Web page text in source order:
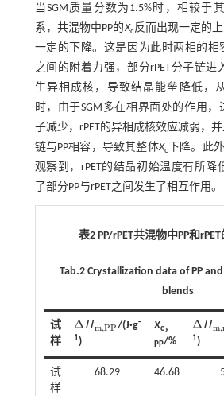
当SGM质量分数为1.5%时，相较于
系，共混物中PP的Xc反而出现一定的
一定的下降。这是因为此时两相的相
之间的附着力强，部分rPET分子链进
生异相成核，导致结晶能垒降低，
时，由于SGM多在相界面处的作用，
子减少，rPET的异相成核效应减弱，
链与PP相容，导致其整体Xc下降。此
观察到，rPET的结晶初始温度有所降
了部分PP与rPET之间发生了相互作用。
表2 PP/rPET共混物中PP和
Tab.2 Crystallization data of PP and
blends
试
样
ΔHm,PP
∆Hm,PP /(J·g-
1)
Xc，
PP/%
ΔHm,
∆Hm,r
1)
试
样
68.29 46.68